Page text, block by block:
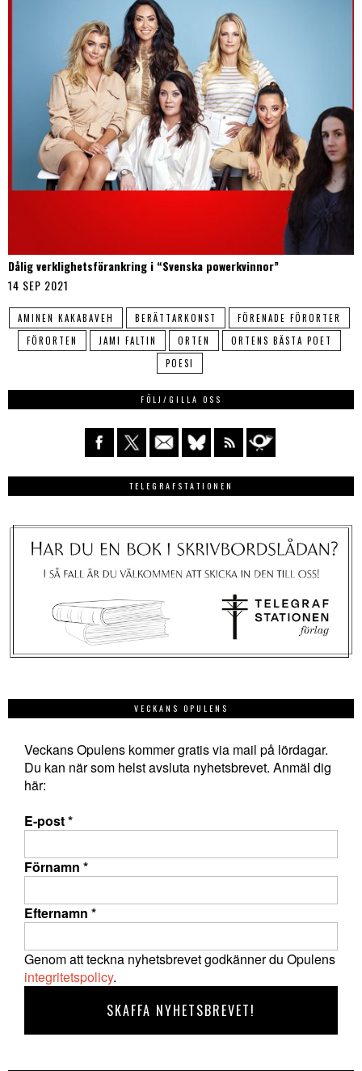
Dålig verklighetsförankring i “Svenska powerkvinnor”
14 SEP 2021
AMINEN KAKABAVEH BERÄTTARKONST
FÖRENADE FÖRORTER
FÖRORTEN
JAMI FALTIN ORTEN
ORTENS BÄSTA POET
POESI
FÖLJ/GILLA OSS
TELEGRAFSTATIONEN
VECKANS OPULENS
Veckans Opulens kommer gratis via mail på lördagar.
Du kan när som helst avsluta nyhetsbrevet. Anmäl dig
här:
E-post*
Förnamn *
Efternamn *
Genom att teckna nyhetsbrevet godkänner du Opulens
integritetspolicy.